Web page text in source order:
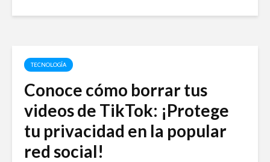
TECNOLOGÍA
Conoce cómo borrar tus
videos de TikTok: ¡Protege
tu privacidad en la popular
red social!